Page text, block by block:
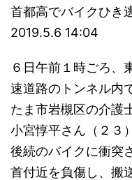
首都高でバイクひ
2019.5.6 14:04
６日午前１時ごろ、
速道路のトンネル内
たま市岩槻区の介護
小宮惇平さん（２３
後続のバイクに衝突
首付近を負傷し、搬